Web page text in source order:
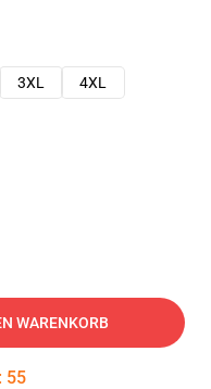
3XL
4XL
WARENKORB
: 54